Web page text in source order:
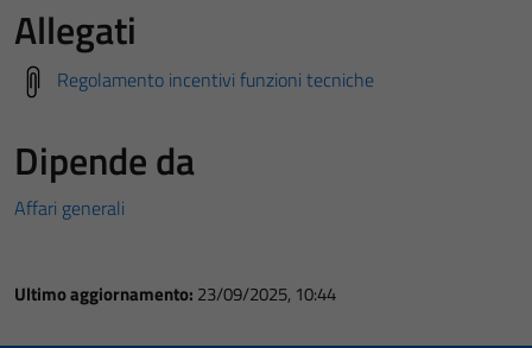
Allegati
Regolamento incentivi funzioni tecniche
Dipende da
Affari generali
Ultimo aggiornamento: 23/09/2025, 10:44